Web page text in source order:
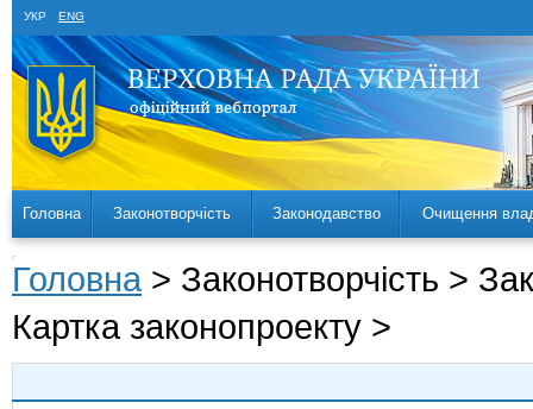
УКР ENG
Головна Законотворчість Законодавство Очищення
Головна > Законотворчість >
Картка законопроекту >